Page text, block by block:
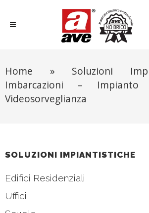
Home » Soluzioni
Imbarcazioni –
Videosorveglianza
SOLUZIONI IMPIANTISTICHE
Edifici Residenziali
Uffici